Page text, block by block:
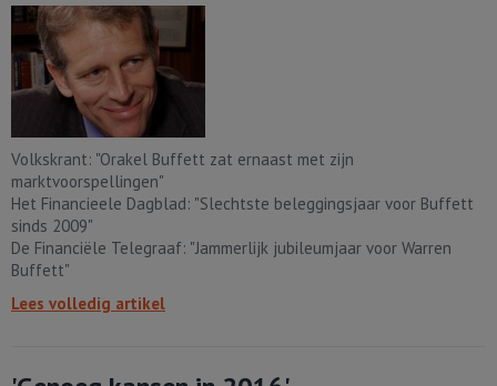
Volkskrant: "Orakel Buffett zat ernaast met zijn
marktvoorspellingen"
Het Financieele Dagblad: "Slechtste beleggingsjaar voor Buffett
sinds 2009"
De Financiële Telegraaf: "Jammerlijk jubileumjaar voor Warren
Buffett"
Lees volledig artikel